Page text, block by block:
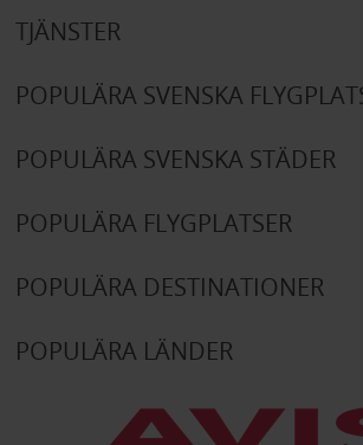
TJÄNSTER
POPULÄRA SVENSKA
POPULÄRA SVENSKA STÄDER
POPULÄRA FLYGPLATSER
POPULÄRA DESTINATIONER
POPULÄRA LÄNDER